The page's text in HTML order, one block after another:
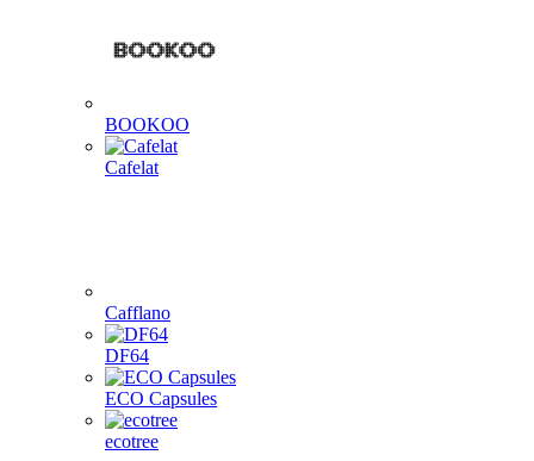
BOOKOO
Cafelat
Cafflano
DF64
ECO Capsules
ecotree